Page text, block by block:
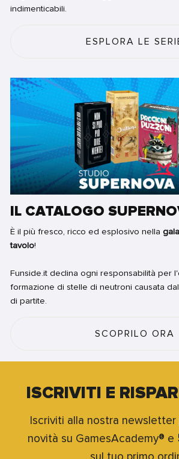
indimenticabili.
ESPLORA LE
IL CATALOGO
È il più fresco, ricco ed esplosivo nella
tavolo!
Funside.it declina ogni responsabilità per
formazione di stelle di neutroni causata
di partite.
SCOPRILO ORA
ISCRIVITI E
Iscriviti alla nostra
novità su GamesAcademy® e
sul tuo primo